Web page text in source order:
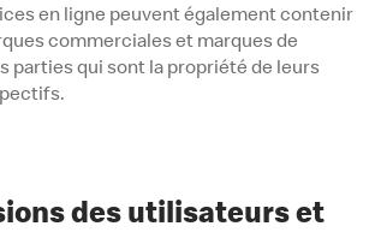
en ligne peuvent également contenir
commerciales et marques de
parties qui sont la propriété de leurs
des utilisateurs et